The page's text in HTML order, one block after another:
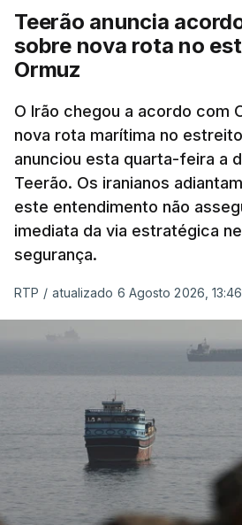
americana em projetos no
nomeadamente no Iraque.
militar deverá ficar nos 60
território de Gaza que Israel
de 1,5 quilómetros da
Permite, desta forma, uma
caso de ataque.
Segundo um funcionário do
organização está na “fase final
“Este contrato será um dos
o futuro de Gaza”, acrescenta
Inicialmente, osplanos para
uma futura Força Internacional
Teerão anuncia
sobre nova rota no
Ormuz
O Irão chegou a acordo com
nova rota marítima no
anunciou esta quarta-feira a
Teerão. Os iranianos
este entendimento não
imediata da via estratégica
segurança.
RTP / atualizado 6 Agosto 2026, 13:46